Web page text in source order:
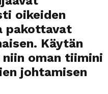
oikeiden
pakottavat
Käytän
oman tiimini
johtamisen